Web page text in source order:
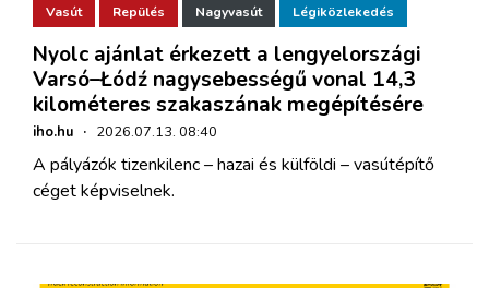
Vasút Repülés Nagyvasút Légiközlekedés
Nyolc ajánlat érkezett a lengyelországi
Varsó–Łódź nagysebességű vonal 14,3
kilométeres szakaszának megépítésére
iho.hu · 2026.07.13. 08:40
A pályázók tizenkilenc – hazai és külföldi – vasútépítő
céget képviselnek.